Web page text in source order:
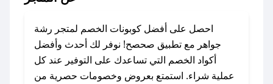
احصل على أفضل كوبونات الخصم لمتجر رشة
جواهر مع تطبيق صحصح! نوفر لك أحدث وأفضل
أكواد الخصم التي تساعدك على التوفير عند كل
عملية شراء. استمتع بعروض وخصومات حصرية من